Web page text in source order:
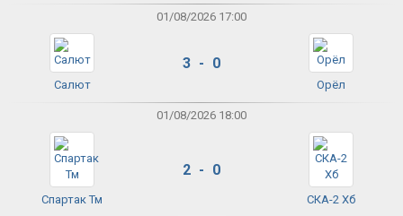
01/08/2026 17:00
Салют
3 - 0
Орёл
01/08/2026 18:00
Спартак Тм
2 - 0
СКА-2 Хб